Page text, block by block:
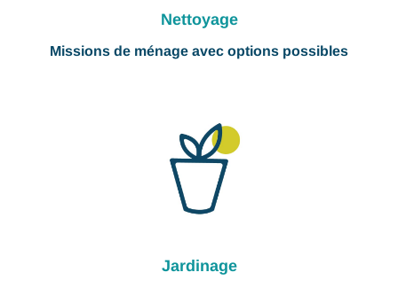
Nettoyage
Missions de ménage avec options possibles
Jardinage